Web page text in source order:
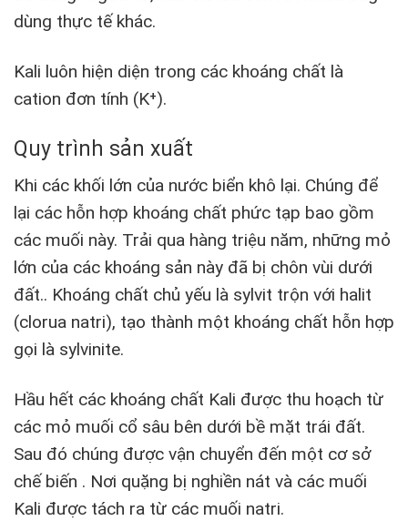
dùng thực tế khác.
Kali luôn hiện diện trong các khoáng chất là
cation đơn tính (K⁺).
Quy trình sản xuất
Khi các khối lớn của nước biển khô lại. Chúng để
lại các hỗn hợp khoáng chất phức tạp bao gồm
các muối này. Trải qua hàng triệu năm, những mỏ
lớn của các khoáng sản này đã bị chôn vùi dưới
đất.. Khoáng chất chủ yếu là sylvit trộn với halit
(clorua natri), tạo thành một khoáng chất hỗn hợp
gọi là sylvinite.
Hầu hết các khoáng chất Kali được thu hoạch từ
các mỏ muối cổ sâu bên dưới bề mặt trái đất.
Sau đó chúng được vận chuyển đến một cơ sở
chế biến . Nơi quặng bị nghiền nát và các muối
Kali được tách ra từ các muối natri.